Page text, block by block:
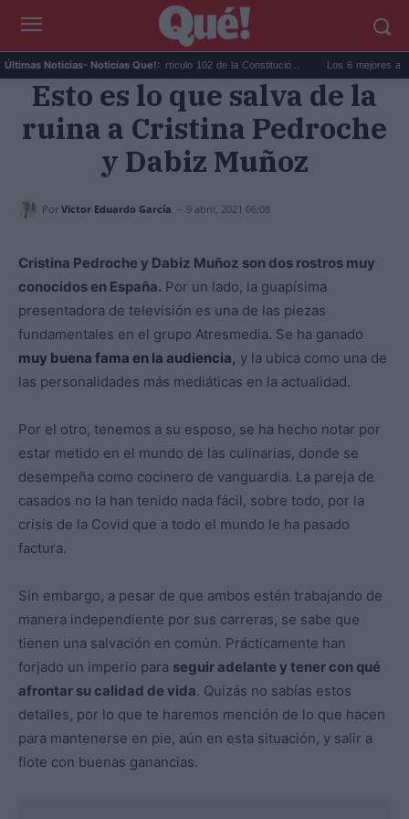
Últimas Noticias- Noticias Que!:
Vox pide activar el artículo 102 de la Constitució... Los 6 mejores aceites
Esto es lo que salva de la
ruina a Cristina Pedroche
y Dabiz Muñoz
Por Victor Eduardo García - 9 abril, 2021 06:08
Cristina Pedroche y Dabiz Muñoz son dos rostros muy
conocidos en España. Por un lado, la guapísima
presentadora de televisión es una de las piezas
fundamentales en el grupo Atresmedia. Se ha ganado
muy buena fama en la audiencia, y la ubica como una de
las personalidades más mediáticas en la actualidad.
Por el otro, tenemos a su esposo, se ha hecho notar por
estar metido en el mundo de las culinarias, donde se
desempeña como cocinero de vanguardia. La pareja de
casados no la han tenido nada fácil, sobre todo, por la
crisis de la Covid que a todo el mundo le ha pasado
factura.
Sin embargo, a pesar de que ambos estén trabajando de
manera independiente por sus carreras, se sabe que
tienen una salvación en común. Prácticamente han
forjado un imperio para seguir adelante y tener con qué
afrontar su calidad de vida. Quizás no sabías estos
detalles, por lo que te haremos mención de lo que hacen
para mantenerse en pie, aún en esta situación, y salir a
flote con buenas ganancias.